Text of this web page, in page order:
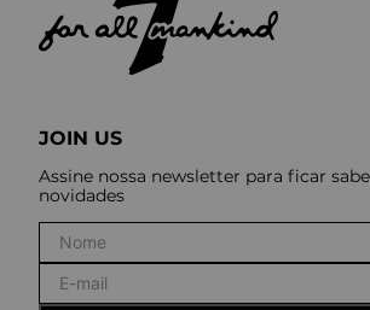
JOIN US
Assine nossa newsletter para ficar
novidades